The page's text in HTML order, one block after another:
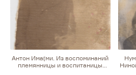
Антон Имаӷми. Из воспоминаний
племянницы и воспитаницы